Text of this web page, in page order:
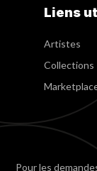
Liens
Artistes
Collections
Pour les